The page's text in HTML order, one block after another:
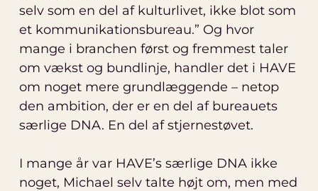
selv som en del af kulturlivet, ikke blot som
et kommunikationsbureau.” Og hvor
mange i branchen først og fremmest taler
om vækst og bundlinje, handler det i HAVE
om noget mere grundlæggende – netop
den ambition, der er en del af bureauets
særlige DNA. En del af stjernestøvet.
I mange år var HAVE’s særlige DNA ikke
noget, Michael selv talte højt om, men med